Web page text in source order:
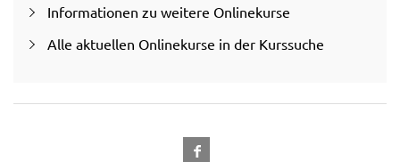
Informationen zu weitere Onlinekurse
Alle aktuellen Onlinekurse in der Kurssuche